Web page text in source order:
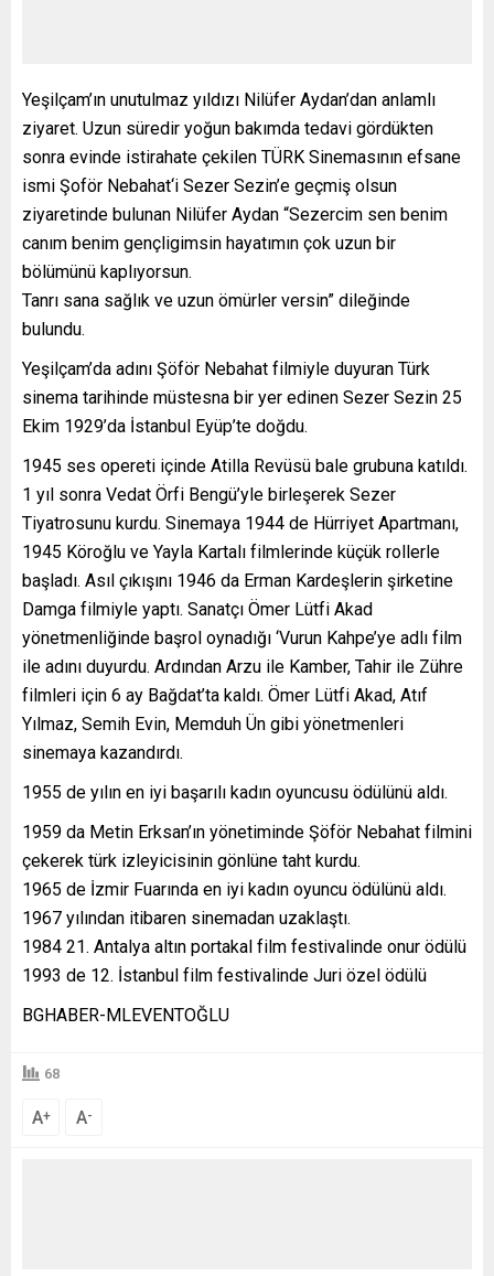
Yeşilçam’ın unutulmaz yıldızı Nilüfer Aydan’dan anlamlı
ziyaret. Uzun süredir yoğun bakımda tedavi gördükten
sonra evinde istirahate çekilen TÜRK Sinemasının efsane
ismi Şoför Nebahat‘i Sezer Sezin’e geçmiş olsun
ziyaretinde bulunan Nilüfer Aydan “Sezercim sen benim
canım benim gençligimsin hayatımın çok uzun bir
bölümünü kaplıyorsun.
Tanrı sana sağlık ve uzun ömürler versin” dileğinde
bulundu.
Yeşilçam’da adını Şöför Nebahat filmiyle duyuran Türk
sinema tarihinde müstesna bir yer edinen Sezer Sezin 25
Ekim 1929’da İstanbul Eyüp’te doğdu.
1945 ses opereti içinde Atilla Revüsü bale grubuna katıldı.
1 yıl sonra Vedat Örfi Bengü’yle birleşerek Sezer
Tiyatrosunu kurdu. Sinemaya 1944 de Hürriyet Apartmanı,
1945 Köroğlu ve Yayla Kartalı filmlerinde küçük rollerle
başladı. Asıl çıkışını 1946 da Erman Kardeşlerin şirketine
Damga filmiyle yaptı. Sanatçı Ömer Lütfi Akad
yönetmenliğinde başrol oynadığı ‘Vurun Kahpe’ye adlı film
ile adını duyurdu. Ardından Arzu ile Kamber, Tahir ile Zühre
filmleri için 6 ay Bağdat’ta kaldı. Ömer Lütfi Akad, Atıf
Yılmaz, Semih Evin, Memduh Ün gibi yönetmenleri
sinemaya kazandırdı.
1955 de yılın en iyi başarılı kadın oyuncusu ödülünü aldı.
1959 da Metin Erksan’ın yönetiminde Şöför Nebahat filmini
çekerek türk izleyicisinin gönlüne taht kurdu.
1965 de İzmir Fuarında en iyi kadın oyuncu ödülünü aldı.
1967 yılından itibaren sinemadan uzaklaştı.
1984 21. Antalya altın portakal film festivalinde onur ödülü
1993 de 12. İstanbul film festivalinde Juri özel ödülü
BGHABER-MLEVENTOĞLU
68
A+ A-